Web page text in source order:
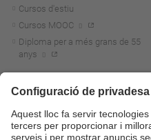
Cursos d'estiu
Cursos MOOC
Diploma per a més grans de 55
anys
Actualitat R+D+I
La recerca a la UPC
La transferència, l'emprenedoria i